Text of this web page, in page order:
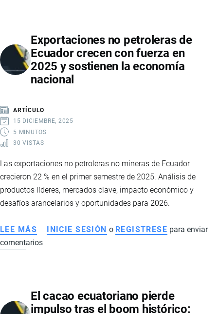
EL
PRECIO
MÍNIMO
DE
DE
BANANO
Exportaciones no petroleras de
Ecuador crecen con fuerza en
2025 y sostienen la economía
nacional
ARTÍCULO
15 DICIEMBRE, 2025
5 MINUTOS
30 VISTAS
Las exportaciones no petroleras no mineras de Ecuador
crecieron 22 % en el primer semestre de 2025. Análisis de
productos líderes, mercados clave, impacto económico y
desafíos arancelarios y oportunidades para 2026.
LEE MÁS SOBRE
EXPORTACIONES
ECUADOR
CRECEN
INICIE SESIÓN o REGISTRESE para enviar
comentarios
El cacao ecuatoriano pierde
impulso tras el boom histórico: